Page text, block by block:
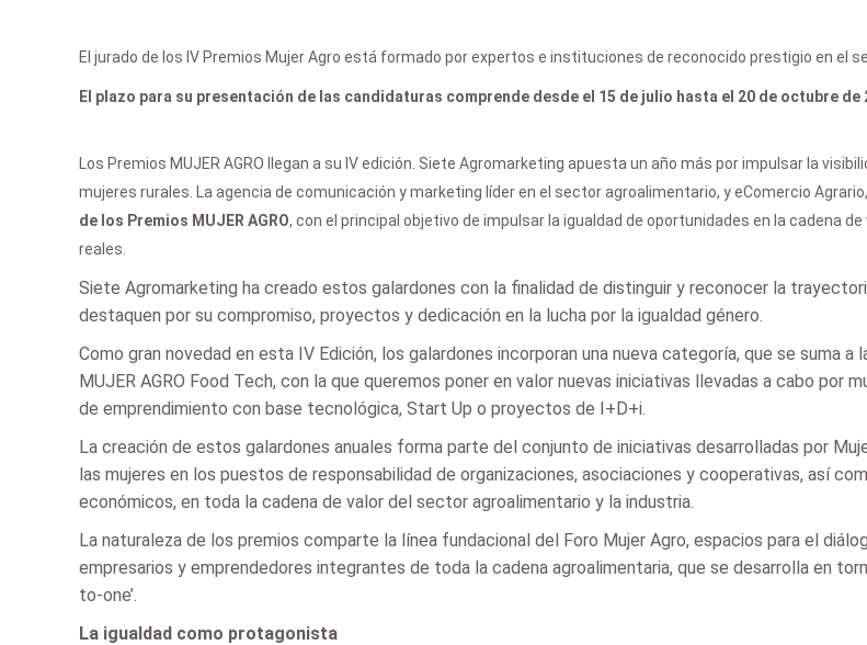
El jurado de los IV Premios Mujer Agro está formado por expertos e instituciones de reconocido prestigio en el
El plazo para su presentación de las candidaturas comprende desde el 15 de julio hasta el 20 de octubre de
Los Premios MUJER AGRO llegan a su IV edición. Siete Agromarketing apuesta un año más por impulsar la
mujeres rurales. La agencia de comunicación y marketing líder en el sector agroalimentario, y eComercio
de los Premios MUJER AGRO, con el principal objetivo de impulsar la igualdad de oportunidades en la cadena
reales.
Siete Agromarketing ha creado estos galardones con la finalidad de distinguir y reconocer la
destaquen por su compromiso, proyectos y dedicación en la lucha por la igualdad género.
Como gran novedad en esta IV Edición, los galardones incorporan una nueva categoría, que se suma
MUJER AGRO Food Tech, con la que queremos poner en valor nuevas iniciativas llevadas a cabo
de emprendimiento con base tecnológica, Start Up o proyectos de I+D+i.
La creación de estos galardones anuales forma parte del conjunto de iniciativas desarrolladas por
las mujeres en los puestos de responsabilidad de organizaciones, asociaciones y cooperativas, así
económicos, en toda la cadena de valor del sector agroalimentario y la industria.
La naturaleza de los premios comparte la línea fundacional del Foro Mujer Agro, espacios para el
empresarios y emprendedores integrantes de toda la cadena agroalimentaria, que se desarrolla en
to-one’.
La igualdad como protagonista